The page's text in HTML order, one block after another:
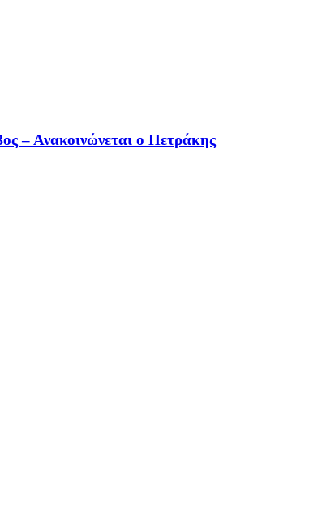
– Ανακοινώνεται ο Πετράκης